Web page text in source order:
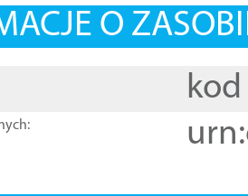
O
kod